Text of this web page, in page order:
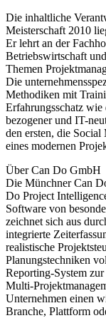
Die inhaltliche
Meisterschaft 2010
Er lehrt an der
Betriebswirtschaft
Themen
Die
Methodiken mit
Erfahrungsschatz
bezogener und IT-
den ersten, die Social
eines modernen
Über Can Do GmbH
Die Münchner Can
Do Project
Software von
zeichnet sich aus
integrierte
realistische
Planungstechniken
Reporting-System
Multi-
Unternehmen einen
Branche, Plattform